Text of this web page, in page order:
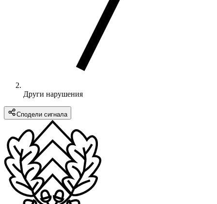
Други нарушения
Сподели сигнала